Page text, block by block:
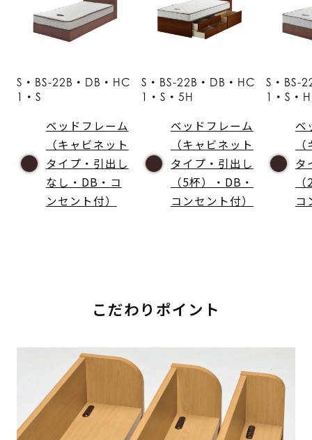
S・BS-22B・DB・HC
1・S
ベッドフレーム
（キャビネット
タイプ・引出し
なし・DB・コ
ンセント付）
S・BS-22B・DB・HC
1・S・5H
ベッドフレーム
（キャビネット
タイプ・引出し
（5杯）・DB・
コンセント付）
S・BS-
1・S・
ベ
タ
コ
こだわりポイント